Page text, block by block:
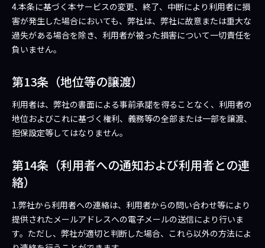
4.本条に基づく本サービスの変更、終了、中断により利用者に損
害が発生した場合においても、弊社は、弊社に故意または重大な
過失がある場合を除き、利用者が被った損害について一切責任を
負いません。
第13条（地位等の譲渡）
利用者は、弊社の書面による事前承諾を得ることなく、利用者の
地位およびこれに基づく権利、義務等の全部または一部を譲渡、
担保設定等してはなりません。
第14条（利用者への通知および利用者との連
絡）
1.弊社から利用者への連絡は、利用者からの問い合わせ等により
提供されたメールアドレスへの電子メールの送信により行いま
す。ただし、弊社が適切と判断した場合、これら以外の方法によ